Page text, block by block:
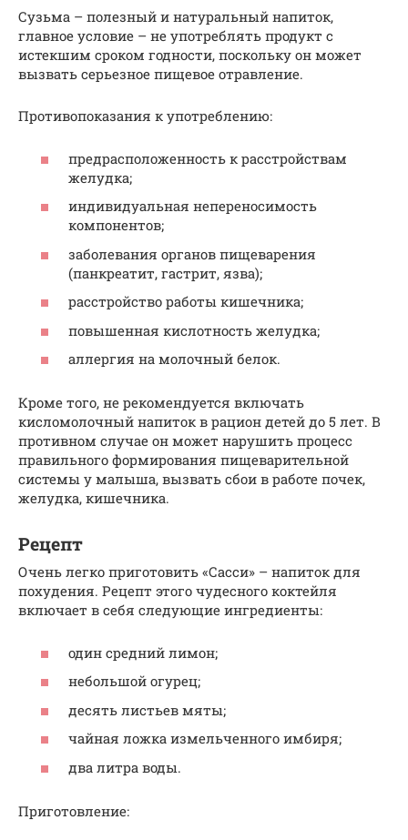
Сузьма – полезный и натуральный напиток,
главное условие – не употреблять продукт с
истекшим сроком годности, поскольку он может
вызвать серьезное пищевое отравление.
Противопоказания к употреблению:
предрасположенность к расстройствам
желудка;
индивидуальная непереносимость
компонентов;
заболевания органов пищеварения
(панкреатит, гастрит, язва);
расстройство работы кишечника;
повышенная кислотность желудка;
аллергия на молочный белок.
Кроме того, не рекомендуется включать
кисломолочный напиток в рацион детей до 5 лет. В
противном случае он может нарушить процесс
правильного формирования пищеварительной
системы у малыша, вызвать сбои в работе почек,
желудка, кишечника.
Рецепт
Очень легко приготовить «Сасси» – напиток для
похудения. Рецепт этого чудесного коктейля
включает в себя следующие ингредиенты:
один средний лимон;
небольшой огурец;
десять листьев мяты;
чайная ложка измельченного имбиря;
два литра воды.
Приготовление: